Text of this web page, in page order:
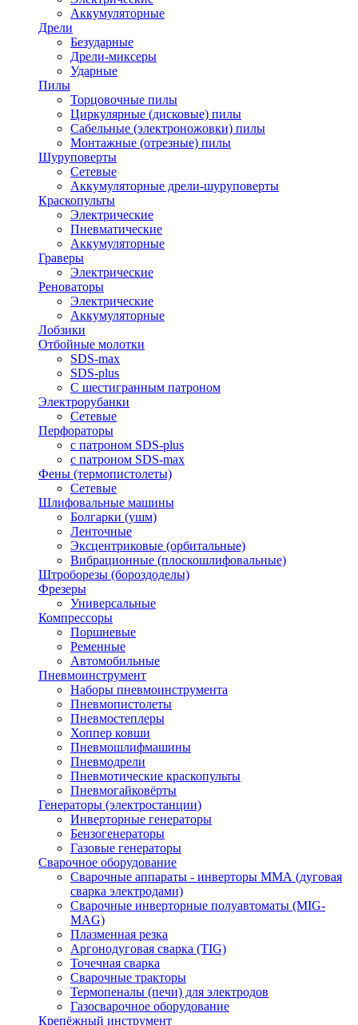
Аккумуляторные
Дрели
Безударные
Дрели-миксеры
Ударные
Пилы
Торцовочные пилы
Циркулярные (дисковые) пилы
Сабельные (электроножовки) пилы
Монтажные (отрезные) пилы
Шуруповерты
Сетевые
Аккумуляторные дрели-шуруповерты
Краскопульты
Электрические
Пневматические
Аккумуляторные
Граверы
Электрические
Реноваторы
Электрические
Аккумуляторные
Лобзики
Отбойные молотки
SDS-max
SDS-plus
С шестигранным патроном
Электрорубанки
Сетевые
Перфораторы
с патроном SDS-plus
с патроном SDS-max
Фены (термопистолеты)
Сетевые
Шлифовальные машины
Болгарки (ушм)
Ленточные
Эксцентриковые (орбитальные)
Вибрационные (плоскошлифовальные)
Штроборезы (бороздоделы)
Фрезеры
Универсальные
Компрессоры
Поршневые
Ременные
Автомобильные
Пневмоинструмент
Наборы пневмоинструмента
Пневмопистолеты
Пневмостеплеры
Хоппер ковши
Пневмошлифмашины
Пневмодрели
Пневмотические краскопульты
Пневмогайковёрты
Генераторы (электростанции)
Инверторные генераторы
Бензогенераторы
Газовые генераторы
Сварочное оборудование
Сварочные аппараты - инверторы ММА (дуговая
сварка электродами)
Сварочные инверторные полуавтоматы (MIG-
MAG)
Плазменная резка
Аргонодуговая сварка (TIG)
Точечная сварка
Сварочные тракторы
Термопеналы (печи) для электродов
Газосварочное оборудование
Крепёжный инструмент